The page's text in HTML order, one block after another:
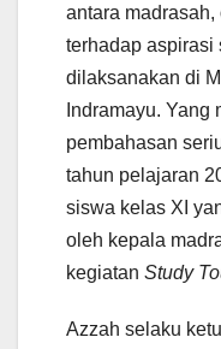
antara
terhadap aspirasi
dilaksanakan di
Indramayu. Yang
pembahasan
tahun pelajaran
siswa kelas XI
oleh kepala
kegiatan Study
Azzah selaku